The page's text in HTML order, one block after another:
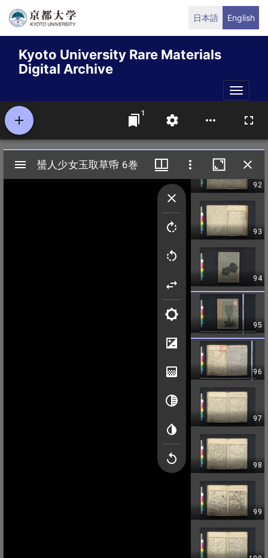
Skip
content
日本語 English
Kyoto University Rare Materials
Digital Archive
Toggle